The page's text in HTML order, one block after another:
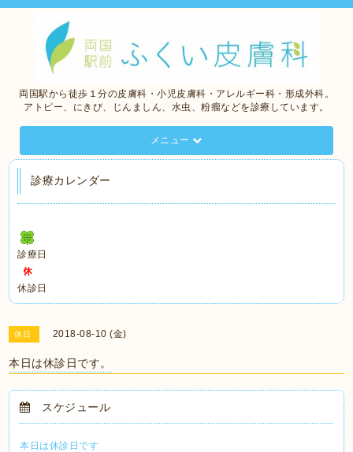
両国駅から徒歩１分の皮膚科・小児皮膚科・アレルギー科・形成外科。
アトピー、にきび、じんましん、水虫、粉瘤などを診療しています。
メニュー
診療カレンダー
診療日
休診日
休日 2018-08-10 (金)
本日は休診日です。
スケジュール
本日は休診日です